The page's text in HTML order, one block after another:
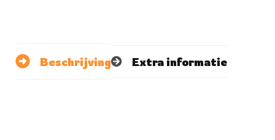
Beschrijving Extra informatie